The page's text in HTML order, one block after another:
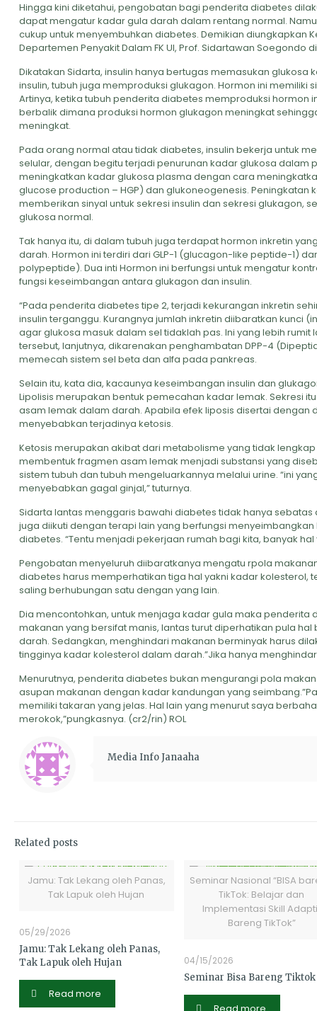
Hingga kini diketahui, pengobatan bagi penderita diabetes
dapat mengatur kadar gula darah dalam rentang normal.
cukup untuk menyembuhkan diabetes. Demikian diungkapkan
Departemen Penyakit Dalam FK UI, Prof. Sidartawan Soegondo
Dikatakan Sidarta, insulin hanya bertugas memasukan glukosa
insulin, tubuh juga memproduksi glukagon. Hormon ini memiliki
Artinya, ketika tubuh penderita diabetes memproduksi hormon
berbalik dimana produksi hormon glukagon meningkat
meningkat.
Pada orang normal atau tidak diabetes, insulin bekerja untuk
selular, dengan begitu terjadi penurunan kadar glukosa dalam
meningkatkan kadar glukosa plasma dengan cara
glucose production – HGP) dan glukoneogenesis.
memberikan sinyal untuk sekresi insulin dan sekresi glukagon,
glukosa normal.
Tak hanya itu, di dalam tubuh juga terdapat hormon inkretin
darah. Hormon ini terdiri dari GLP-1 (glucagon-like peptide-1)
polypeptide). Dua inti Hormon ini berfungsi untuk mengatur
fungsi keseimbangan antara glukagon dan insulin.
“Pada penderita diabetes tipe 2, terjadi kekurangan inkretin
insulin terganggu. Kurangnya jumlah inkretin diibaratkan kunci
agar glukosa masuk dalam sel tidaklah pas. Ini yang lebih rumit
tersebut, lanjutnya, dikarenakan penghambatan DPP-4
memecah sistem sel beta dan alfa pada pankreas.
Selain itu, kata dia, kacaunya keseimbangan insulin dan
Lipolisis merupakan bentuk pemecahan kadar lemak. Sekresi
asam lemak dalam darah. Apabila efek liposis disertai dengan
menyebabkan terjadinya ketosis.
Ketosis merupakan akibat dari metabolisme yang tidak
membentuk fragmen asam lemak menjadi substansi yang
sistem tubuh dan tubuh mengeluarkannya melalui urine. “ini
menyebabkan gagal ginjal,” tuturnya.
Sidarta lantas menggaris bawahi diabetes tidak hanya sebatas
juga diikuti dengan terapi lain yang berfungsi
diabetes. “Tentu menjadi pekerjaan rumah bagi kita, banyak
Pengobatan menyeluruh diibaratkanya mengatu rpola
diabetes harus memperhatikan tiga hal yakni kadar kolesterol,
saling berhubungan satu dengan yang lain.
Dia mencontohkan, untuk menjaga kadar gula maka penderita
makanan yang bersifat manis, lantas turut diperhatikan pula
darah. Sedangkan, menghindari makanan berminyak harus
tingginya kadar kolesterol dalam darah.”Jika hanya
Menurutnya, penderita diabetes bukan mengurangi pola
asupan makanan dengan kadar kandungan yang
memiliki takaran yang jelas. Hal lain yang menurut saya
merokok,”pungkasnya. (cr2/rin) ROL
Media Info Janaaha
Related posts
Jamu: Tak Lekang oleh Panas,
Tak Lapuk oleh Hujan
05/29/2026
Jamu: Tak Lekang oleh Panas,
Tak Lapuk oleh Hujan
Read more
Seminar Nasional “BISA
TikTok: Belajar dan
Implementasi Skill
Bareng TikTok”
04/15/2026
Seminar Bisa Bareng Tiktok